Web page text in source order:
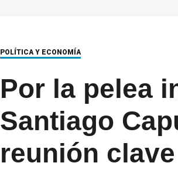
POLÍTICA Y ECONOMÍA
Por la pelea
Santiago
reunión